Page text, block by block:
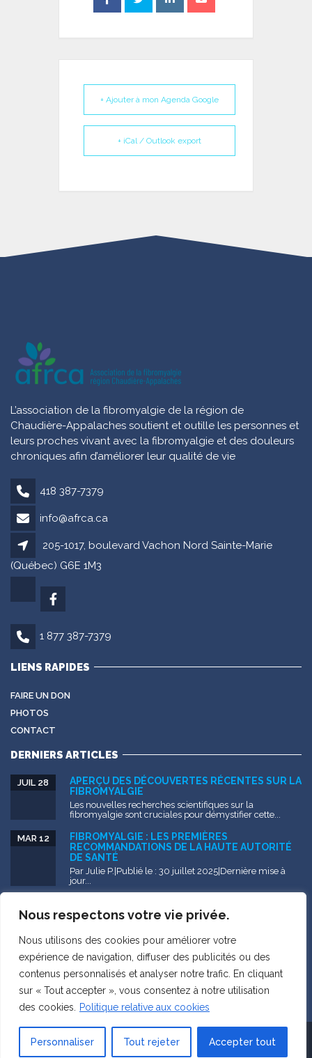
Nous respectons votre vie privée.
Nous utilisons des cookies pour améliorer votre
expérience de navigation, diffuser des publicités ou des
contenus personnalisés et analyser notre trafic. En cliquant
sur « Tout accepter », vous consentez à notre utilisation
des cookies.
Politique relative aux cookies
Personnaliser Tout rejeter Accepter tout
+ Ajouter à mon Agenda Google
+ iCal / Outlook export
L’association de la fibromyalgie de la région de
Chaudière-Appalaches soutient et outille les personnes et
leurs proches vivant avec la fibromyalgie et des douleurs
chroniques afin d’améliorer leur qualité de vie
418 387-7379
info@afrca.ca
205-1017, boulevard Vachon Nord Sainte-Marie
(Québec) G6E 1M3
1 877 387-7379
LIENS RAPIDES
FAIRE UN DON
PHOTOS
CONTACT
DERNIERS ARTICLES
APERÇU DES DÉCOUVERTES RÉCENTES SUR LA
FIBROMYALGIE
JUIL 28
Les nouvelles recherches scientifiques sur la
fibromyalgie sont cruciales pour démystifier cette...
FIBROMYALGIE : LES PREMIÈRES
RECOMMANDATIONS DE LA HAUTE AUTORITÉ
DE SANTÉ
MAR 12
Par Julie P.|Publié le : 30 juillet 2025|Dernière mise à
jour...
VULGARISATION
diagnostique et l’impact...
Copyright ©2026 tous droits réservés
Réalisé par :CyberPerformance